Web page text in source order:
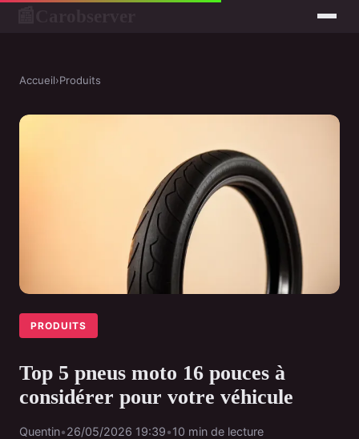
Accueil›Produits
PRODUITS
Top 5 pneus moto 16 pouces à
considérer pour votre véhicule
Quentin•26/05/2026 19:39•10 min de lecture